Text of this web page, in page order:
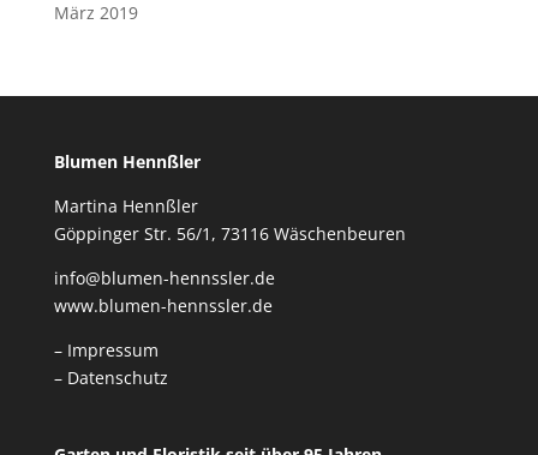
März 2019
Blumen Hennßler
Martina Hennßler
Göppinger Str. 56/1, 73116 Wäschenbeuren
info@blumen-hennssler.de
www.blumen-hennssler.de
– Impressum
– Datenschutz